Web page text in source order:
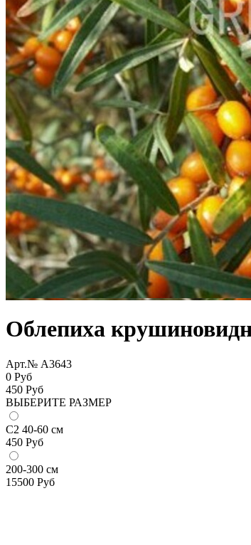
Облепиха
Арт.№ A3643
0 Руб
450 Руб
ВЫБЕРИТЕ РАЗМЕР
С2 40-60 см
450 Руб
200-300 см
15500 Руб